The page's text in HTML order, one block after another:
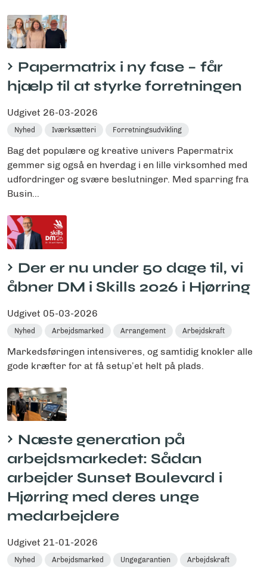
Papermatrix i ny fase – får
hjælp til at styrke forretningen
Udgivet 26-03-2026
Nyhed Iværksætteri Forretningsudvikling
Bag det populære og kreative univers Papermatrix
gemmer sig også en hverdag i en lille virksomhed med
udfordringer og svære beslutninger. Med sparring fra
Busin...
Der er nu under 50 dage til, vi
åbner DM i Skills 2026 i Hjørring
Udgivet 05-03-2026
Nyhed Arbejdsmarked Arrangement Arbejdskraft
Markedsføringen intensiveres, og samtidig knokler alle
gode kræfter for at få setup’et helt på plads.
Næste generation på
arbejdsmarkedet: Sådan
arbejder Sunset Boulevard i
Hjørring med deres unge
medarbejdere
Udgivet 21-01-2026
Nyhed Arbejdsmarked Ungegarantien Arbejdskraft